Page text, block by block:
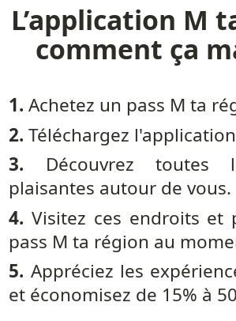
L’application M
comment ça
1. Achetez un pass M ta
2. Téléchargez
3.
Découvrez toutes
plaisantes autour de vous.
4. Visitez ces endroits et
pass M ta région au
5. Appréciez les
et économisez de 15% à